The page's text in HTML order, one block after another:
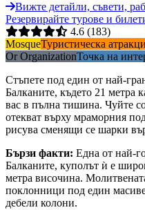
Вижте детайли, съвети,
Резервирайте турове и
4.6 (183)
MosqueТуристическа
Or OrganizationТочка на
Стъпете под един от най-
Балканите, където 21 метра
вас в пълна тишина. Чуйте
отекват върху мраморния
рисува сменящи се шарки
Бързи факти: Една от най-
Балканите, куполът ѝ е
метра височина.
поклонници под един
дебели колони.